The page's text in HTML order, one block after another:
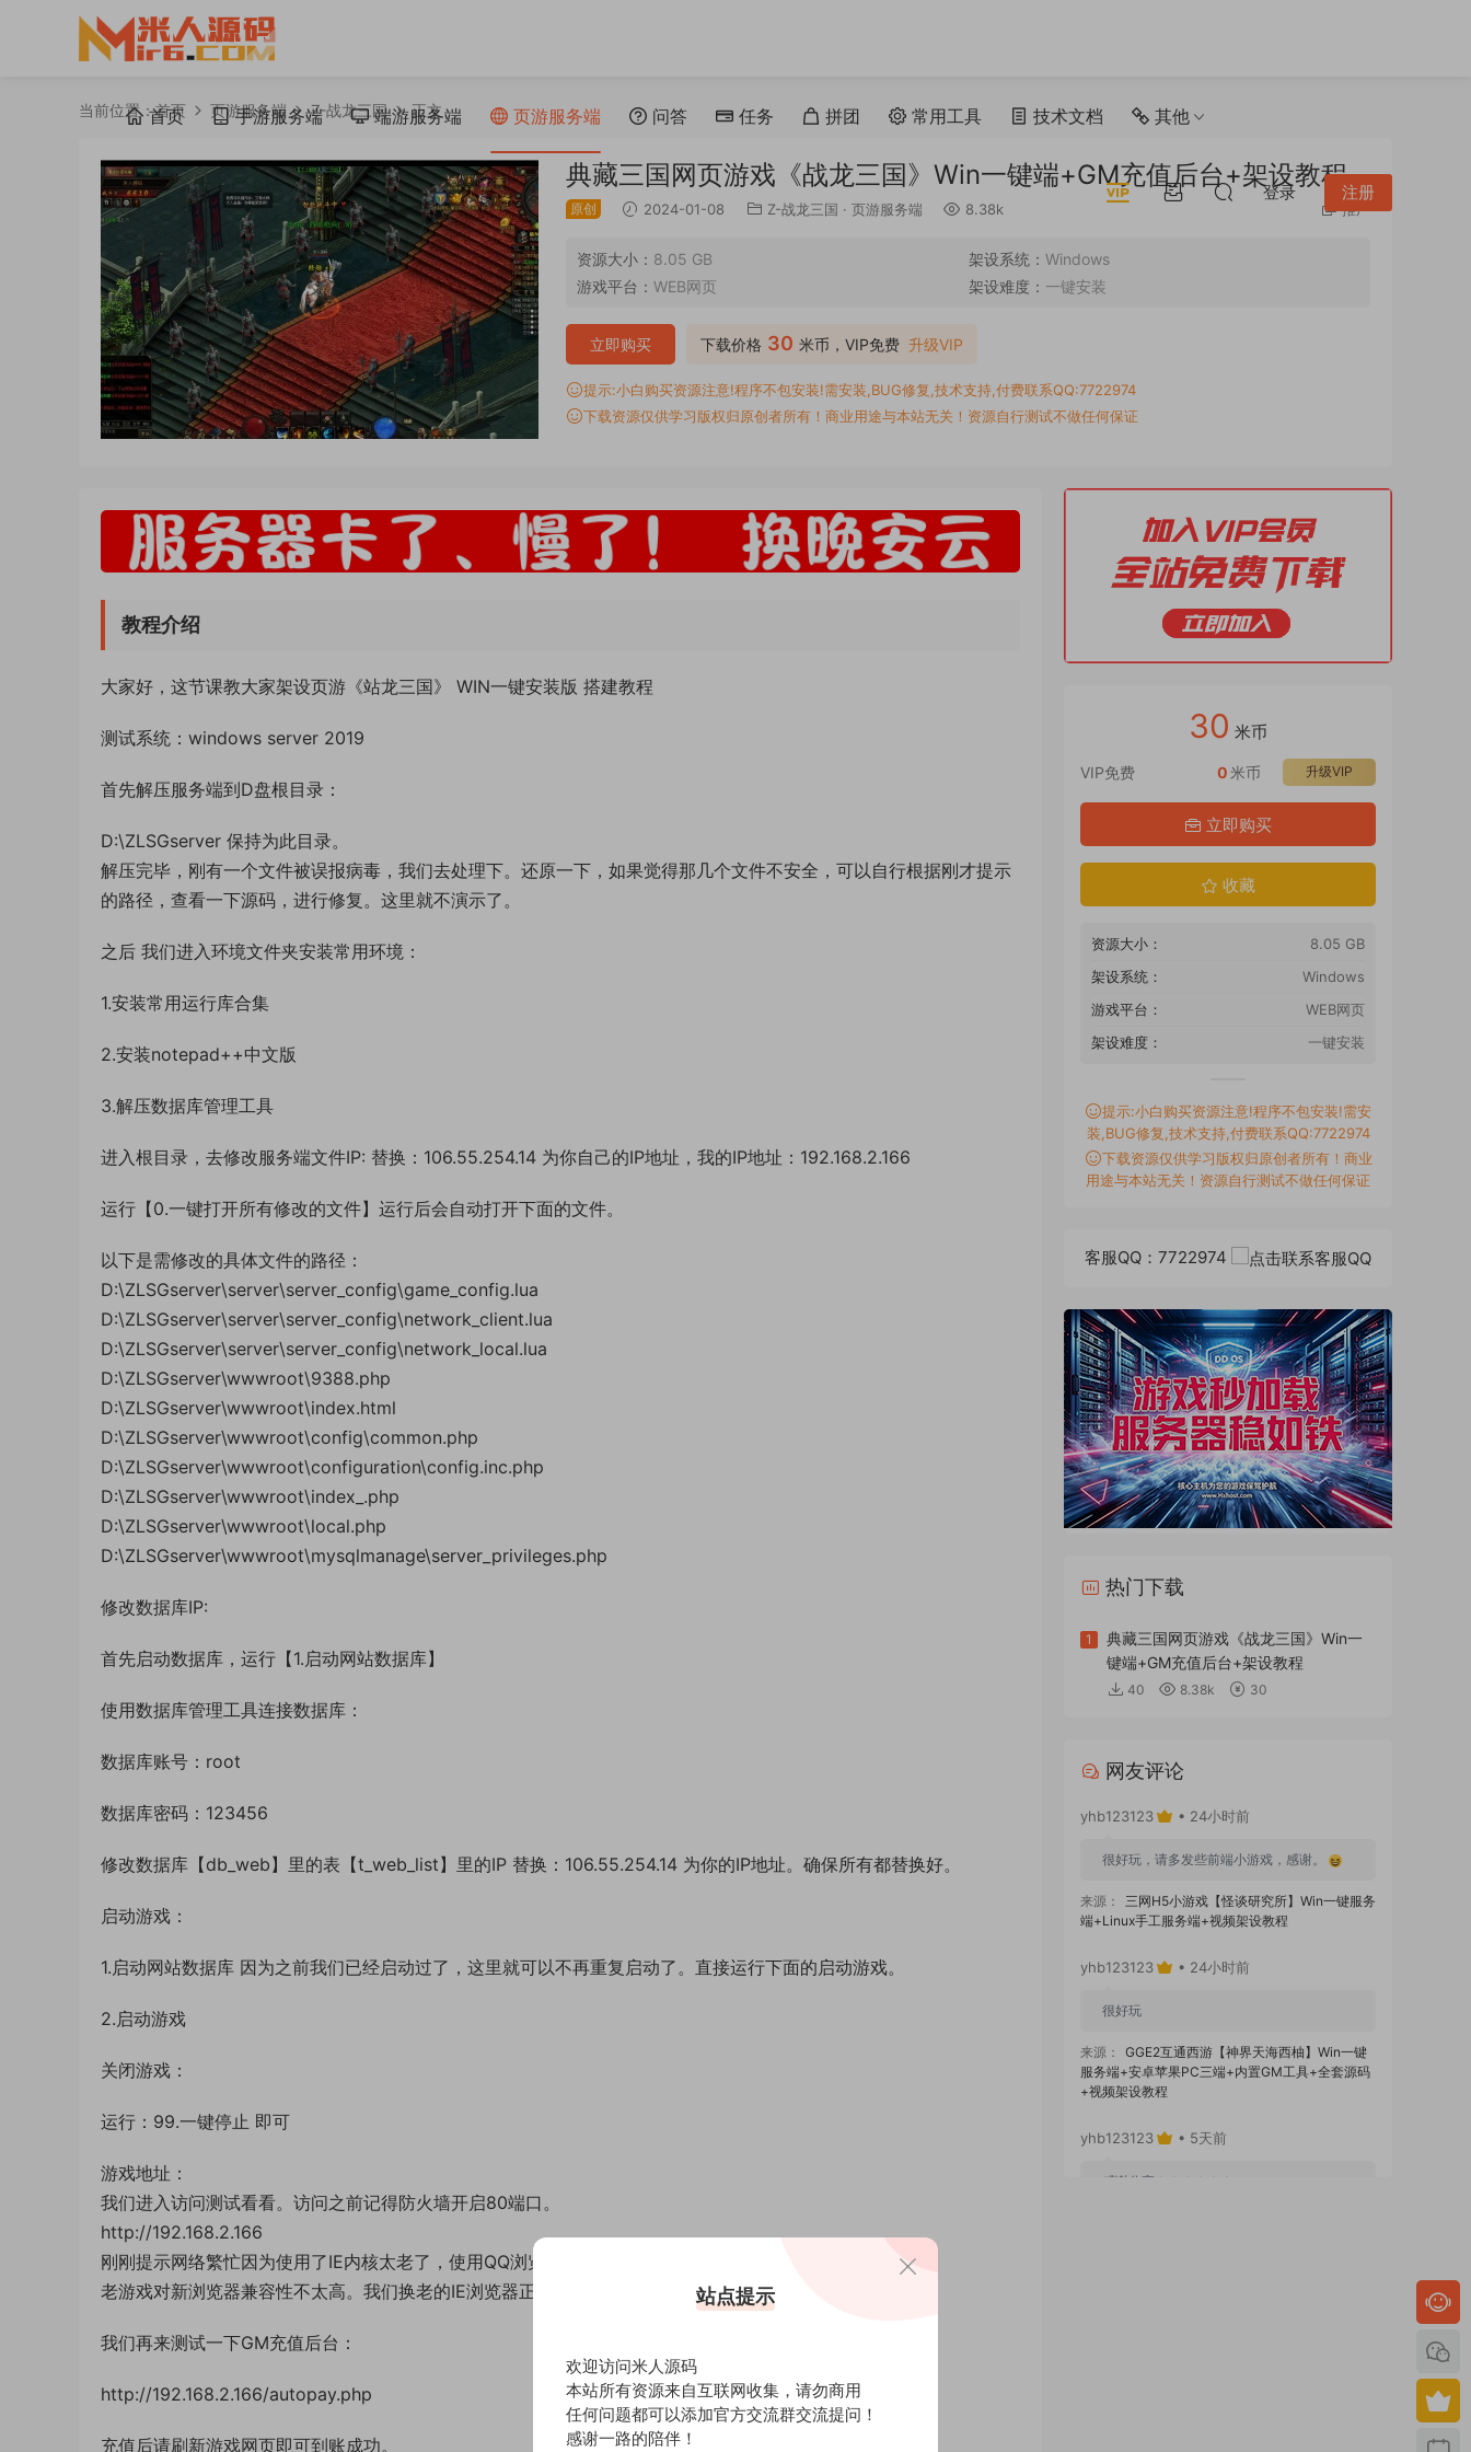
首页 手游服务端 端游服务端 页游服务端 问答 任务 拼团 常用工具 技术文档 其他
登录 注册
当前位置：首页 页游服务端 Z-战龙三国 正文
典藏三国网页游戏《战龙三国》Win一键端+GM充值后台+架设教程
原创 2024-01-08 Z-战龙三国 · 页游服务端 8.38k 推广
资源大小： 8.05 GB 架设系统： Windows
游戏平台： WEB网页 架设难度： 一键安装
下载价格 30 米币，VIP免费 升级VIP
立即购买
提示:小白购买资源注意!程序不包安装!需安装,BUG修复,技术支持,付费联系QQ:7722974
下载资源仅供学习版权归原创者所有！商业用途与本站无关！资源自行测试不做任何保证
教程介绍
大家好，这节课教大家架设页游《站龙三国》 WIN一键安装版 搭建教程
测试系统：windows server 2019
首先解压服务端到D盘根目录：
D:\ZLSGserver 保持为此目录。
解压完毕，刚有一个文件被误报病毒，我们去处理下。还原一下，如果觉得那几个文件不安全，可以自行根据刚才提示
的路径，查看一下源码，进行修复。这里就不演示了。
之后 我们进入环境文件夹安装常用环境：
1.安装常用运行库合集
2.安装notepad++中文版
3.解压数据库管理工具
进入根目录，去修改服务端文件IP: 替换：106.55.254.14 为你自己的IP地址，我的IP地址：192.168.2.166
运行【0.一键打开所有修改的文件】运行后会自动打开下面的文件。
以下是需修改的具体文件的路径：
D:\ZLSGserver\server\server_config\game_config.lua
D:\ZLSGserver\server\server_config\network_client.lua
D:\ZLSGserver\server\server_config\network_local.lua
D:\ZLSGserver\wwwroot\9388.php
D:\ZLSGserver\wwwroot\index.html
D:\ZLSGserver\wwwroot\config\common.php
D:\ZLSGserver\wwwroot\configuration\config.inc.php
D:\ZLSGserver\wwwroot\index_.php
D:\ZLSGserver\wwwroot\local.php
D:\ZLSGserver\wwwroot\mysqlmanage\server_privileges.php
修改数据库IP:
首先启动数据库，运行【1.启动网站数据库】
使用数据库管理工具连接数据库：
数据库账号：root
数据库密码：123456
修改数据库【db_web】里的表【t_web_list】里的IP 替换：106.55.254.14 为你的IP地址。确保所有都替换好。
启动游戏：
1.启动网站数据库 因为之前我们已经启动过了，这里就可以不再重复启动了。直接运行下面的启动游戏。
2.启动游戏
关闭游戏：
运行：99.一键停止 即可
游戏地址：
我们进入访问测试看看。访问之前记得防火墙开启80端口。
http://192.168.2.166
刚刚提示网络繁忙因为使用了IE内核太老了，使用QQ浏览器选择极速模式即可。
老游戏对新浏览器兼容性不太高。我们换老的IE浏览器正常进入游戏。
我们再来测试一下GM充值后台：
http://192.168.2.166/autopay.php
充值后请刷新游戏网页即可到账成功。
30 米币
VIP免费 升级VIP
0米币
立即购买
收藏
资源大小：
8.05 GB
架设系统：
Windows
游戏平台：
WEB网页
架设难度：
一键安装
提示:小白购买资源注意!程序不包安装!需安
装,BUG修复,技术支持,付费联系QQ:7722974
下载资源仅供学习版权归原创者所有！商业
用途与本站无关！资源自行测试不做任何保证
客服QQ：7722974
热门下载
1
典藏三国网页游戏《战龙三国》Win一
键端+GM充值后台+架设教程
40 8.38k 30
网友评论
yhb123123 • 24小时前
很好玩，请多发些前端小游戏，感谢。
来源：
三网H5小游戏【怪谈研究所】Win一键服务
端+Linux手工服务端+视频架设教程
yhb123123 • 24小时前
很好玩
来源：
GGE2互通西游【神界天海西柚】Win一键
服务端+安卓苹果PC三端+内置GM工具+全套源码
+视频架设教程
yhb123123 • 5天前
感谢分享！！！！！！
站点提示
欢迎访问米人源码
本站所有资源来自互联网收集，请勿商用
任何问题都可以添加官方交流群交流提问！
感谢一路的陪伴！